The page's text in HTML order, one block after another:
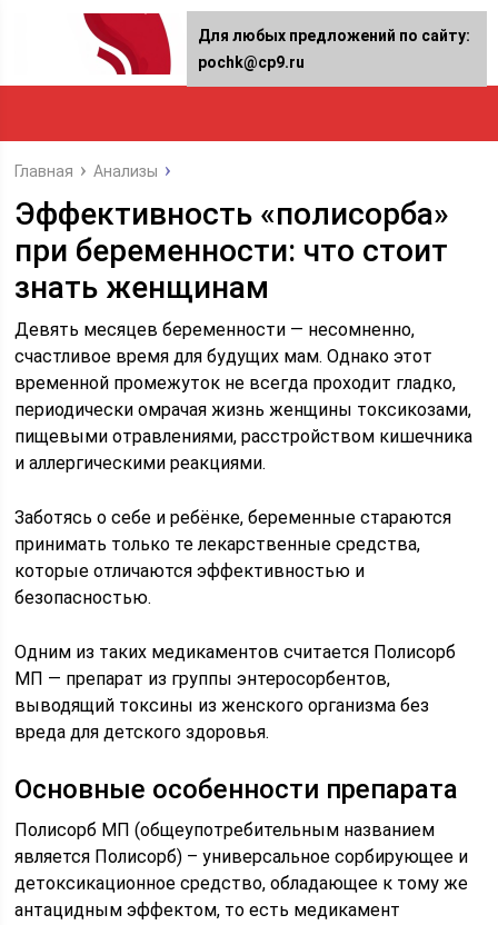
Главная Анализы
Эффективность «полисорба»
при беременности: что стоит
знать женщинам
Девять месяцев беременности — несомненно,
счастливое время для будущих мам. Однако этот
временной промежуток не всегда проходит гладко,
периодически омрачая жизнь женщины токсикозами,
пищевыми отравлениями, расстройством кишечника
и аллергическими реакциями.
Заботясь о себе и ребёнке, беременные стараются
принимать только те лекарственные средства,
которые отличаются эффективностью и
безопасностью.
Одним из таких медикаментов считается Полисорб
МП — препарат из группы энтеросорбентов,
выводящий токсины из женского организма без
вреда для детского здоровья.
Основные особенности препарата
Полисорб МП (общеупотребительным названием
является Полисорб) – универсальное сорбирующее и
детоксикационное средство, обладающее к тому же
антацидным эффектом, то есть медикамент
Для любых предложений по сайту:
pochk@cp9.ru